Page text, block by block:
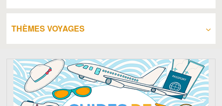
THÈMES VOYAGES